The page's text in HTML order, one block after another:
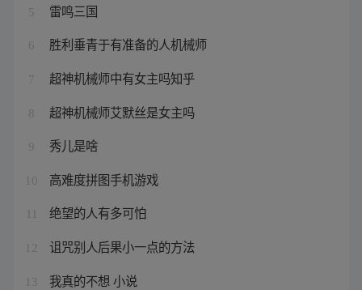
5 雷鸣三国
6 胜利垂青于有准备的人机械师
7 超神机械师中有女主吗知乎
8 超神机械师艾默丝是女主吗
9 秀儿是啥
10 高难度拼图手机游戏
绝望的人有多可怕
12 诅咒别人后果小一点的方法
13 我真的不想 小说